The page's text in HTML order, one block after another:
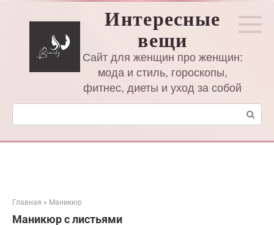
Интересные
вещи
Сайт для женщин про женщин:
мода и стиль, гороскопы,
фитнес, диеты и уход за собой
Поиск:
Главная » Маникюр
Маникюр с листьями